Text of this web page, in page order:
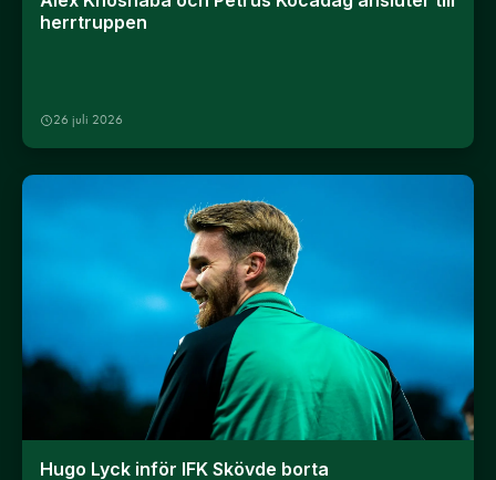
herrtruppen
26 juli 2026
Hugo Lyck inför IFK Skövde borta